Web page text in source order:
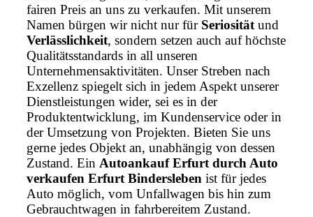
fairen Preis an uns zu verkaufen. Mit unserem
Namen bürgen wir nicht nur für Seriosität und
Verlässlichkeit, sondern setzen auch auf höchste
Qualitätsstandards in all unseren
Unternehmensaktivitäten. Unser Streben nach
Exzellenz spiegelt sich in jedem Aspekt unserer
Dienstleistungen wider, sei es in der
Produktentwicklung, im Kundenservice oder in
der Umsetzung von Projekten. Bieten Sie uns
gerne jedes Objekt an, unabhängig von dessen
Zustand. Ein Autoankauf Erfurt durch Auto
verkaufen Erfurt Bindersleben ist für jedes
Auto möglich, vom Unfallwagen bis hin zum
Gebrauchtwagen in fahrbereitem Zustand.